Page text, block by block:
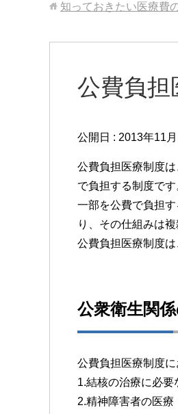
知っておきたい医療費
公費負担
公開日 : 2013年11月
公費負担医療制度
で負担する制度です
一部を公費で負担
り、その仕組みは
公費負担医療制度
公衆衛生関
公費負担医療制度
1.結核の治療に必要
2.精神障害者の医